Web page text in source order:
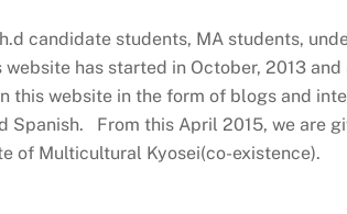
candidate students, MA students,
has started in October, 2013
website in the form of blogs and
From this April 2015, we are
of Multicultural Kyosei(co-existence).